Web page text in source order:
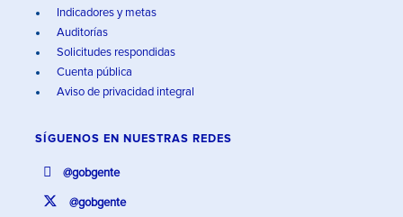
Indicadores y metas
Auditorías
Solicitudes respondidas
Cuenta pública
Aviso de privacidad integral
SÍGUENOS EN NUESTRAS REDES
@gobgente
@gobgente